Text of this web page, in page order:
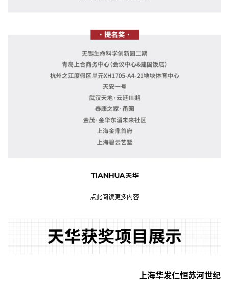
点此阅读更多内容
上海华发仁恒苏河世纪